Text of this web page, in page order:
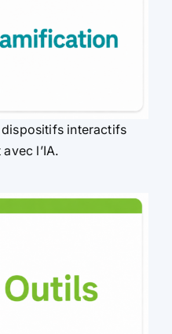
interactifs
l’IA.